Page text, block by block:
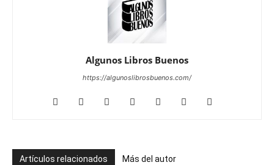
Algunos Libros Buenos
https://algunoslibrosbuenos.com/
Artículos relacionados Más del autor